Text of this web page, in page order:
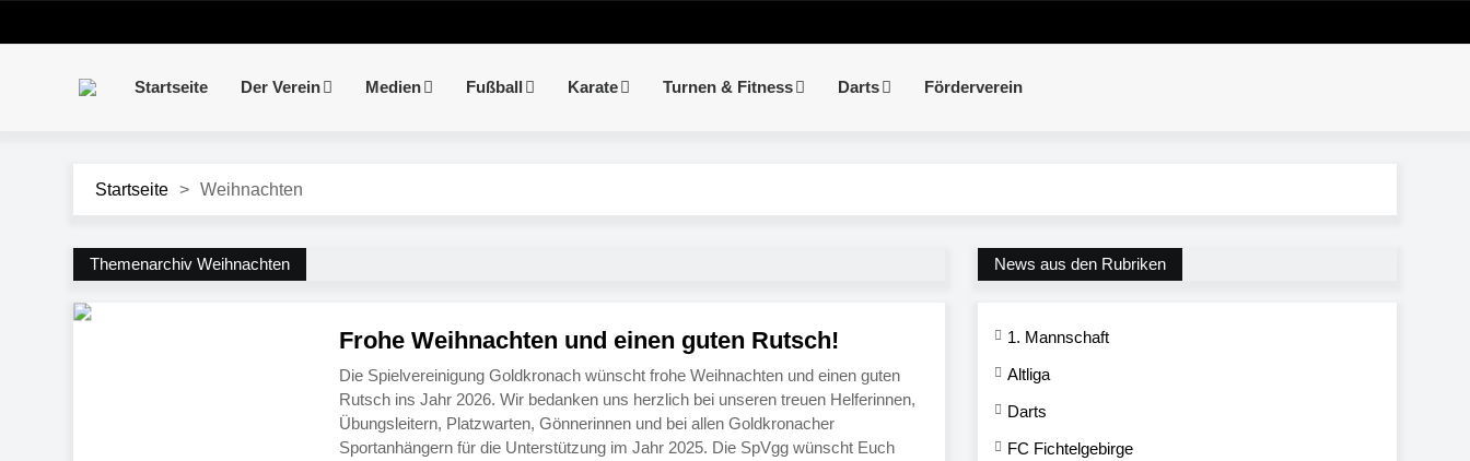
Startseite Der Verein Medien Fußball Karate Turnen & Fitness Darts Förderverein
Startseite > Weihnachten
Themenarchiv Weihnachten
Frohe Weihnachten und einen guten Rutsch!
Die Spielvereinigung Goldkronach wünscht frohe Weihnachten und einen guten
Rutsch ins Jahr 2026. Wir bedanken uns herzlich bei unseren treuen Helferinnen,
Übungsleitern, Platzwarten, Gönnerinnen und bei allen Goldkronacher
Sportanhängern für die Unterstützung im Jahr 2025. Die SpVgg wünscht Euch
News aus den Rubriken
1. Mannschaft
Altliga
Darts
FC Fichtelgebirge